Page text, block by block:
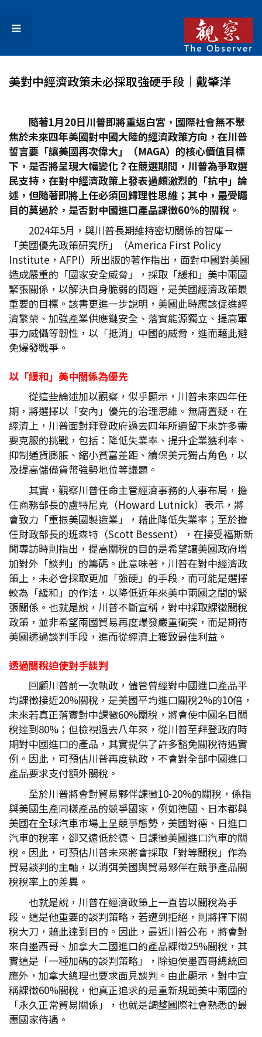
美對中經濟政策未必採取強硬手段│戴肇洋
隨著1月20日川普即將重返白宮，國際社會無不聚
焦於未來四年美國對中國大陸的經濟政策方向，在川普
誓言要「讓美國再次偉大」（MAGA）的核心價值目標
下，是否將呈現大幅變化？在競選期間，川普為爭取選
民支持，在對中經濟政策上發表過頗激烈的「抗中」論
述，但隨著即將上任必須回歸理性思維；其中，最受矚
目的莫過於，是否對中國進口產品課徵60%的關稅。
2024年5月，與川普長期維持密切關係的智庫－
「美國優先政策研究所」（America First Policy
Institute，AFPI）所出版的著作指出，面對中國對美國
造成嚴重的「國家安全威脅」，採取「緩和」美中兩國
緊張關係，以解決自身脆弱的問題，是美國經濟政策最
重要的目標。該書更進一步說明，美國此時應該促進經
濟繁榮、加強產業供應鏈安全、落實能源獨立、提高軍
事力威懾等韌性，以「抵消」中國的威脅，進而藉此避
免爆發戰爭。
以「緩和」美中關係為優先
從這些論述加以觀察，似乎顯示，川普未來四年任
期，將選擇以「安內」優先的治理思維。無庸置疑，在
經濟上，川普面對拜登政府過去四年所遺留下來許多需
要克服的挑戰，包括：降低失業率、提升企業獲利率、
抑制通貨膨脹、縮小貧富差距、續保美元獨占角色，以
及提高儲備貨幣強勢地位等議題。
其實，觀察川普任命主管經濟事務的人事布局，擔
任商務部長的盧特尼克（Howard Lutnick）表示，將
會致力「重振美國製造業」，藉此降低失業率；至於擔
任財政部長的班森特（Scott Bessent），在接受福斯新
聞專訪時則指出，提高關稅的目的是希望讓美國政府增
加對外「談判」的籌碼。此意味著，川普在對中經濟政
策上，未必會採取更加「強硬」的手段，而可能是選擇
較為「緩和」的作法，以降低近年來美中兩國之間的緊
張關係。也就是說，川普不斷宣稱，對中採取課徵關稅
政策，並非希望兩國貿易再度爆發嚴重衝突，而是期待
美國透過談判手段，進而從經濟上獲致最佳利益。
透過關稅迫使對手談判
回顧川普前一次執政，儘管曾經對中國進口產品平
均課徵接近20%關稅，是美國平均進口關稅2%的10倍，
未來若真正落實對中課徵60%關稅，將會使中國名目關
稅達到80%；但檢視過去八年來，從川普至拜登政府時
期對中國進口的產品，其實提供了許多豁免關稅待遇實
例。因此，可預估川普再度執政，不會對全部中國進口
產品要求支付額外關稅。
至於川普將會對貿易夥伴課徵10-20%的關稅，係指
與美國生產同樣產品的競爭國家，例如德國、日本都與
美國在全球汽車市場上呈競爭態勢，美國對德、日進口
汽車的稅率，卻又遠低於德、日課徵美國進口汽車的關
稅。因此，可預估川普未來將會採取「對等關稅」作為
貿易談判的主軸，以消弭美國與貿易夥伴在競爭產品關
稅稅率上的差異。
也就是說，川普在經濟政策上一直皆以關稅為手
段。這是他重要的談判策略，若遭到拒絕，則將揮下關
稅大刀，藉此達到目的。因此，最近川普公布，將會對
來自墨西哥、加拿大二國進口的產品課徵25%關稅，其
實這是「一種加碼的談判策略」，除迫使墨西哥總統回
應外，加拿大總理也要求面見談判。由此顯示，對中宣
稱課徵60%關稅，他真正追求的是重新規範美中兩國的
「永久正常貿易關係」，也就是調整國際社會熟悉的最
惠國家待遇。